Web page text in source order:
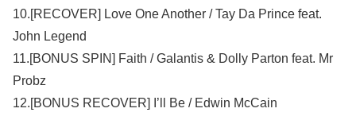
10.[RECOVER] Love One Another / Tay Da Prince feat.
John Legend
11.[BONUS SPIN] Faith / Galantis & Dolly Parton feat. Mr
Probz
12.[BONUS RECOVER] I’ll Be / Edwin McCain